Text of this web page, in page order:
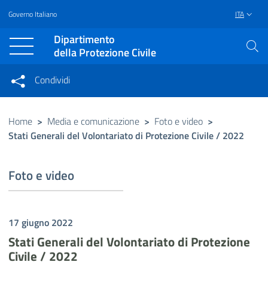
Vai al contenuto principale
Raggiungi il piè di pagina
Governo Italiano ITA
Dipartimento
della Protezione Civile
Condividi su Facebook
Condividi su Twitter
Condividi su LinkedIn
Condividi
Condividi sui social network
Home > Media e comunicazione > Foto e video >
Stati Generali del Volontariato di Protezione Civile / 2022
Foto e video
17 giugno 2022
Stati Generali del Volontariato di Protezione
Civile / 2022